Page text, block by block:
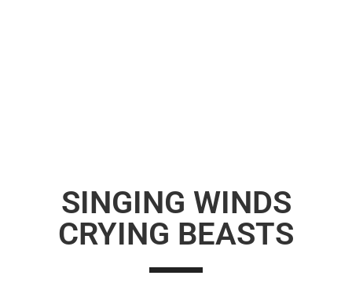
SINGING WINDS
CRYING BEASTS